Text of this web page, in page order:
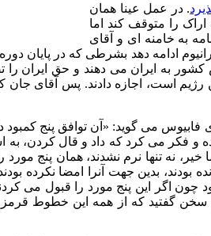
.در عمل عینا همان
اراک را متوقف کند اما
به خامنه ای و آقای
ادامه دهد بشرطی که در پایان
به ایران می دهند و حق ایران را
است، اجازه دادند. پس آقای جان
فابیوس می گوید: « آن توافق پنج
و فکر می کرد که داد و قال کردن، به
نه تنها نرم نشدند، همان پنج مورد
بودند، بدین جهت آنرا امضا
چون اگر این پنج مورد را قبول می
سخن گفتید که از همه این خطوط